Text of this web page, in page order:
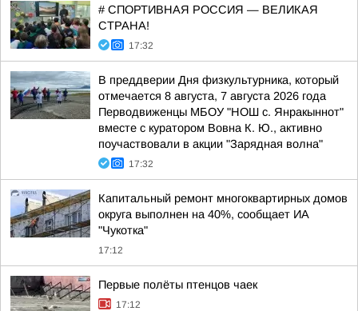
# СПОРТИВНАЯ РОССИЯ — ВЕЛИКАЯ
СТРАНА!
17:32
В преддверии Дня физкультурника, который
отмечается 8 августа, 7 августа 2026 года
Перводвиженцы МБОУ "НОШ с. Янракыннот"
вместе с куратором Вовна К. Ю., активно
поучаствовали в акции "Зарядная волна"
17:32
Капитальный ремонт многоквартирных домов
округа выполнен на 40%, сообщает ИА
"Чукотка"
17:12
Первые полёты птенцов чаек
17:12